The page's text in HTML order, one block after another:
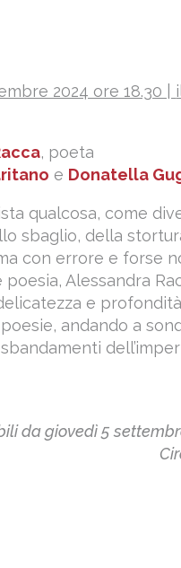
2024 ore 18.30 |
, poeta
e Donatella
qualcosa, come
sbaglio, della
con errore e forse
Alessandra
e
andando a
da giovedì 5